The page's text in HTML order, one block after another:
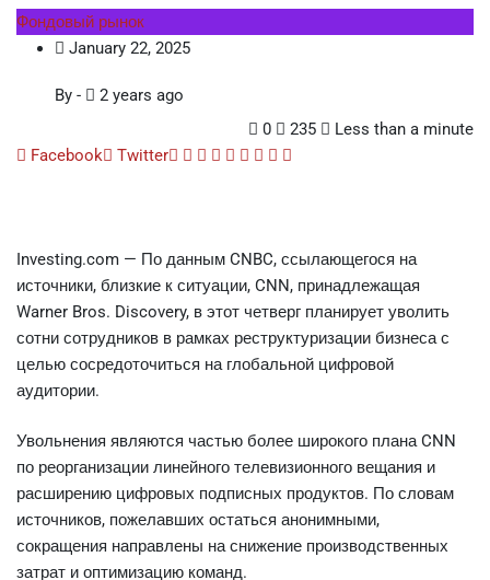
Фондовый рынок
January 22, 2025
By -
2 years ago
0
235
Less than a minute
Facebook
Twitter Google+
LinkedIn
Whatsapp
StumbleUpon
Tumblr
Pinterest
Reddit
Share
Investing.com — По данным CNBC, ссылающегося на
источники, близкие к ситуации, CNN, принадлежащая
Warner Bros. Discovery, в этот четверг планирует уволить
сотни сотрудников в рамках реструктуризации бизнеса с
целью сосредоточиться на глобальной цифровой
аудитории.
Увольнения являются частью более широкого плана CNN
по реорганизации линейного телевизионного вещания и
расширению цифровых подписных продуктов. По словам
источников, пожелавших остаться анонимными,
сокращения направлены на снижение производственных
затрат и оптимизацию команд.